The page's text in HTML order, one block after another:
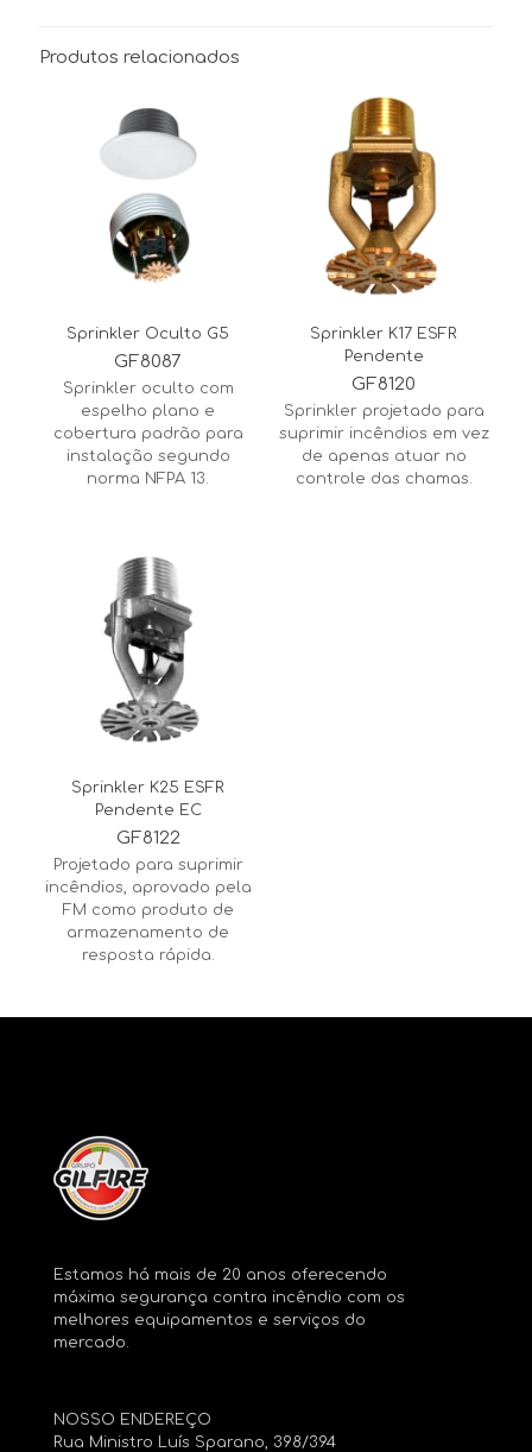
Produtos relacionados
Sprinkler Oculto G5
GF8087
Sprinkler oculto com
espelho plano e
cobertura padrão para
instalação segundo
norma NFPA 13.
Sprinkler K17 ESFR
Pendente
GF8120
Sprinkler projetado para
suprimir incêndios em vez
de apenas atuar no
controle das chamas.
Sprinkler K25 ESFR
Pendente EC
GF8122
Projetado para suprimir
incêndios, aprovado pela
FM como produto de
armazenamento de
resposta rápida.
Estamos há mais de 20 anos oferecendo
máxima segurança contra incêndio com os
melhores equipamentos e serviços do
mercado.
NOSSO ENDEREÇO
Rua Ministro Luís Sparano, 398/394